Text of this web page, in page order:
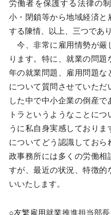
労働者を保護する法律の
小・閉鎖等から地域経済と
する陳情、以上、三つであり
今、非常に雇用情勢が厳
ります。特に、就業の問
年の就業問題、雇用問題
について質問させていただ
した中で中小企業の倒産
トラというようなことに
うに私自身実感しており
についてどう認識してお
政事務所には多くの労働相
すが、最近の状況、特徴
いいたします。
○友繁雇用就業推進担当部